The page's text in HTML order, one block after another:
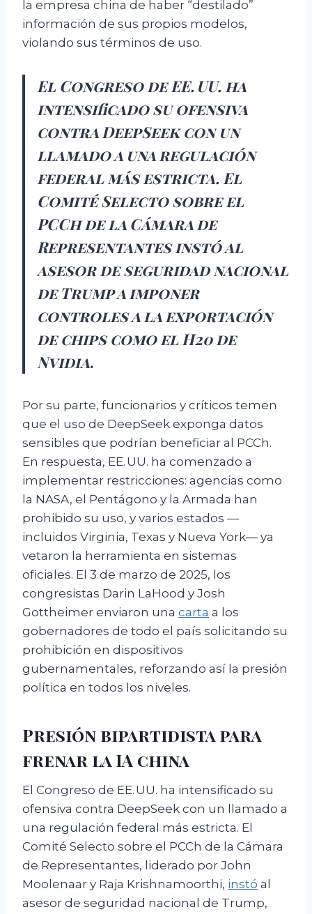
la empresa china de haber “destilado”
información de sus propios modelos,
violando sus términos de uso.
El Congreso de EE. UU. ha
intensificado su ofensiva
contra DeepSeek con un
llamado a una regulación
federal más estricta. El
Comité Selecto sobre el
PCCh de la Cámara de
Representantes instó al
asesor de seguridad nacional
de Trump a imponer
controles a la exportación
de chips como el H20 de
Nvidia.
Por su parte, funcionarios y críticos temen
que el uso de DeepSeek exponga datos
sensibles que podrían beneficiar al PCCh.
En respuesta, EE. UU. ha comenzado a
implementar restricciones: agencias como
la NASA, el Pentágono y la Armada han
prohibido su uso, y varios estados —
incluidos Virginia, Texas y Nueva York— ya
vetaron la herramienta en sistemas
oficiales. El 3 de marzo de 2025, los
congresistas Darin LaHood y Josh
Gottheimer enviaron una carta a los
gobernadores de todo el país solicitando su
prohibición en dispositivos
gubernamentales, reforzando así la presión
política en todos los niveles.
Presión bipartidista para
frenar la IA china
El Congreso de EE. UU. ha intensificado su
ofensiva contra DeepSeek con un llamado a
una regulación federal más estricta. El
Comité Selecto sobre el PCCh de la Cámara
de Representantes, liderado por John
Moolenaar y Raja Krishnamoorthi, instó al
asesor de seguridad nacional de Trump,